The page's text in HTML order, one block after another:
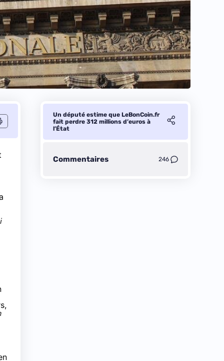
Un député estime que LeBonCoin.fr
fait perdre 312 millions d’euros à
l’État
Commentaires 246